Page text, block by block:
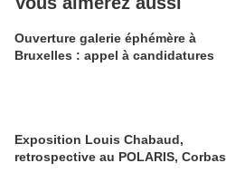
Ouverture galerie éphémère à
Bruxelles : appel à candidatures
Exposition Louis Chabaud,
retrospective au POLARIS, Corbas